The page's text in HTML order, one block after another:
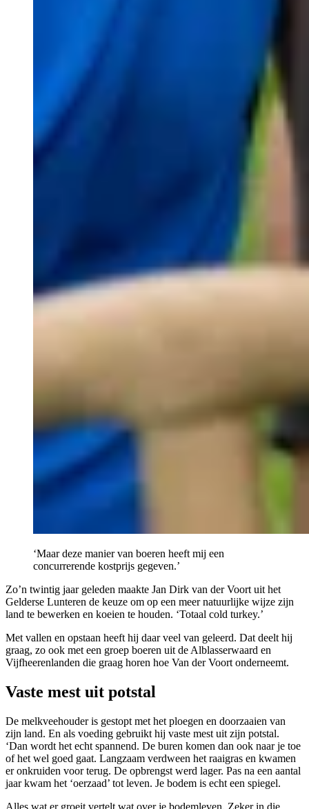
‘Maar deze manier van boeren heeft mij een
concurrerende kostprijs gegeven.’
Zo’n twintig jaar geleden maakte Jan Dirk van der Voort uit het
Gelderse Lunteren de keuze om op een meer natuurlijke wijze zijn
land te bewerken en koeien te houden. ‘Totaal cold turkey.’
Met vallen en opstaan heeft hij daar veel van geleerd. Dat deelt hij
graag, zo ook met een groep boeren uit de Alblasserwaard en
Vijfheerenlanden die graag horen hoe Van der Voort onderneemt.
Vaste mest uit potstal
De melkveehouder is gestopt met het ploegen en doorzaaien van
zijn land. En als voeding gebruikt hij vaste mest uit zijn potstal.
‘Dan wordt het echt spannend. De buren komen dan ook naar je toe
of het wel goed gaat. Langzaam verdween het raaigras en kwamen
er onkruiden voor terug. De opbrengst werd lager. Pas na een aantal
jaar kwam het ‘oerzaad’ tot leven. Je bodem is echt een spiegel.
Alles wat er groeit vertelt wat over je bodemleven. Zeker in die